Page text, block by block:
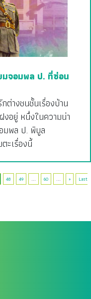
จอมพล ป. ที่ซ่อน
ต่างชนชั้นเรื่องบ้าน
งอยู่ หนึ่งในความน่า
มพล ป. พิบูล
ะเรื่องนี้
48 49 ... 60 ... »
Last